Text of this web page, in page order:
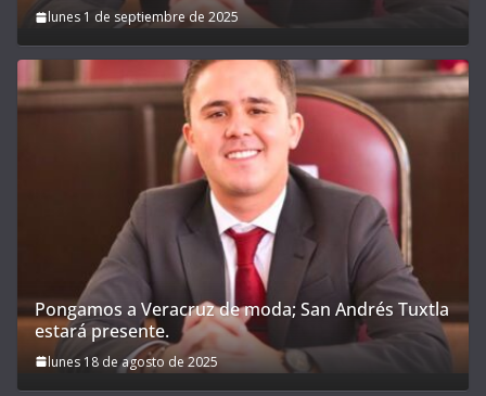
lunes 1 de septiembre de 2025
Pongamos a Veracruz de moda; San Andrés Tuxtla
estará presente.
lunes 18 de agosto de 2025